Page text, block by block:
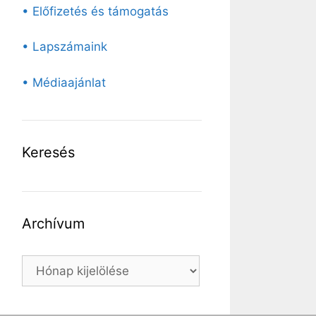
• Előfizetés és támogatás
• Lapszámaink
• Médiaajánlat
Keresés
Archívum
Archívum